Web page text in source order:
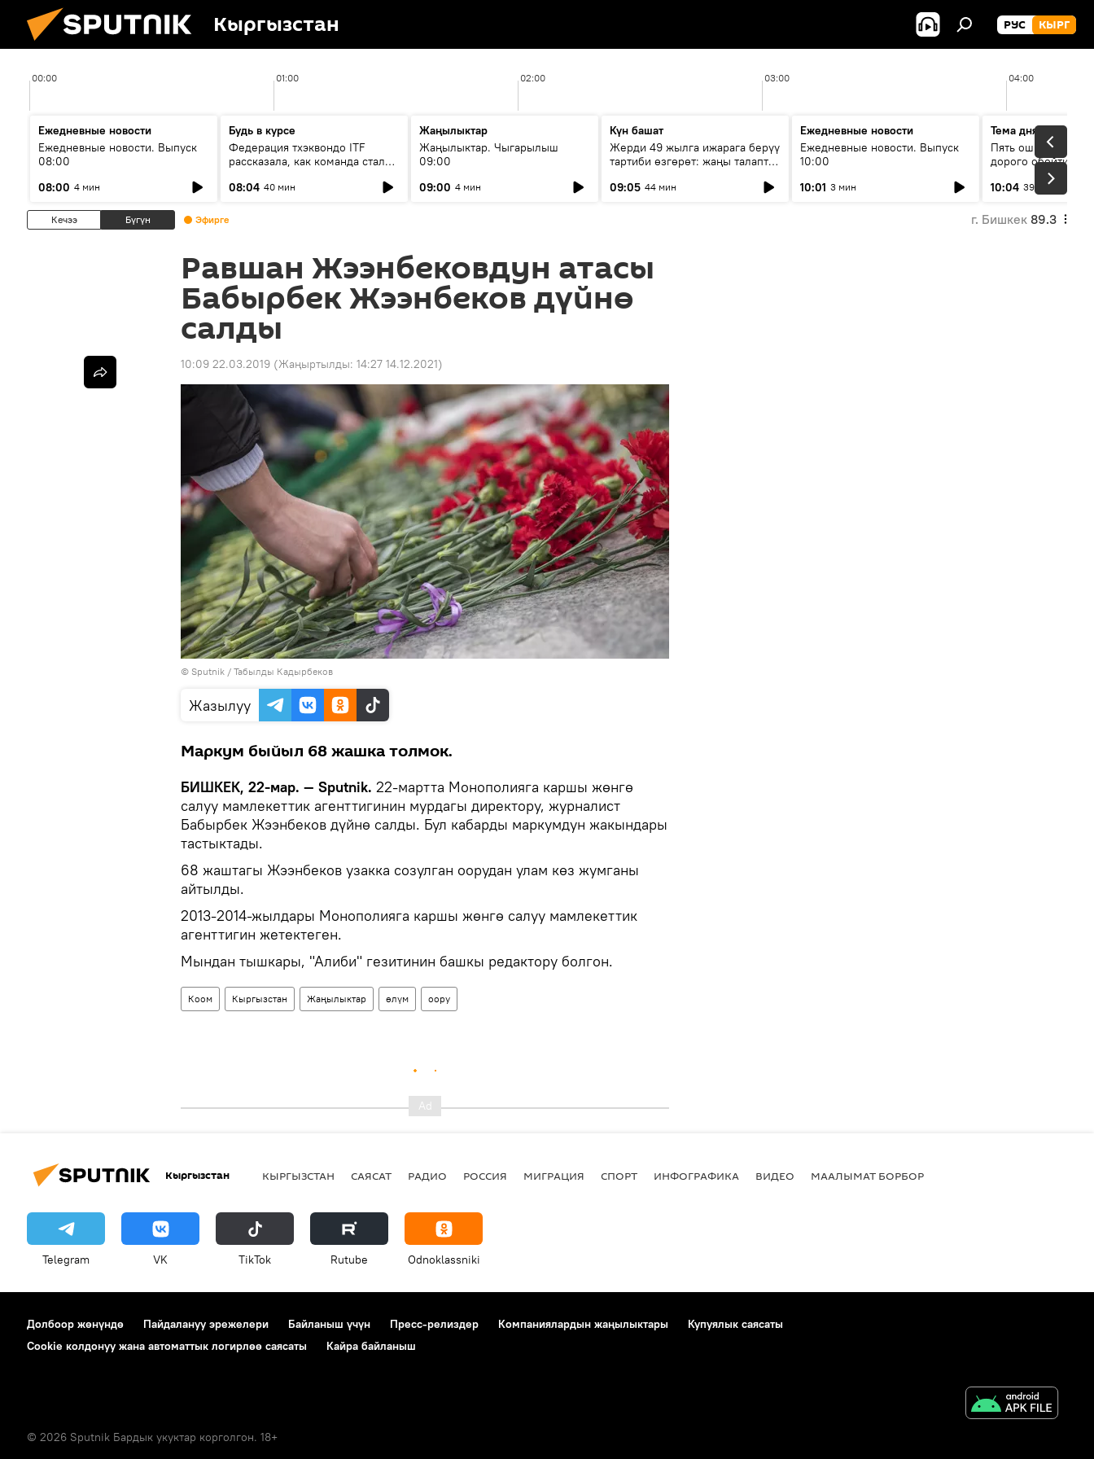
Кыргызстан РУС КЫРГ
00:00 01:00 02:00 03:00 04:00
Ежедневные новости
Ежедневные новости. Выпуск
08:00
08:00 4 мин
Будь в курсе
Федерация тхэквондо ITF
рассказала, как команда стала
08:04 40 мин
Жаңылыктар
Жаңылыктар. Чыгарылыш
09:00
09:00 4 мин
Күн башат
Жерди 49 жылга ижарага берүү
тартиби өзгөрөт: жаңы талаптар
09:05 44 мин
Ежедневные новости
Ежедневные новости. Выпуск
10:00
10:01 3 мин
Тема дня
Пять ошибок
дорого обойтись
10:04 39 мин
Кечээ Бүгүн Эфирге г. Бишкек 89.3
Равшан Жээнбековдун атасы
Бабырбек Жээнбеков дүйнө
салды
10:09 22.03.2019 (Жаңыртылды: 14:27 14.12.2021)
© Sputnik / Табылды Кадырбеков
Жазылуу
Маркум быйыл 68 жашка толмок.
БИШКЕК, 22-мар. — Sputnik. 22-мартта Монополияга каршы жөнгө
салуу мамлекеттик агенттигинин мурдагы директору, журналист
Бабырбек Жээнбеков дүйнө салды. Бул кабарды маркумдун жакындары
тастыктады.
68 жаштагы Жээнбеков узакка созулган оорудан улам көз жумганы
айтылды.
2013-2014-жылдары Монополияга каршы жөнгө салуу мамлекеттик
агенттигин жетектеген.
Мындан тышкары, "Алиби" гезитинин башкы редактору болгон.
Коом Кыргызстан Жаңылыктар өлүм оору
Кыргызстан КЫРГЫЗСТАН САЯСАТ РАДИО РОССИЯ МИГРАЦИЯ СПОРТ ИНФОГРАФИКА ВИДЕО МААЛЫМАТ БОРБОР
Telegram VK ТikТоk Rutube Odnoklassniki
Долбоор жөнүндө Пайдалануу эрежелери Байланыш үчүн Пресс-релиздер Компаниялардын жаңылыктары
Купуялык саясаты
Cookie колдонуу жана автоматтык логирлөө саясаты
Кайра байланыш
© 2026 Sputnik Бардык укуктар корголгон. 18+